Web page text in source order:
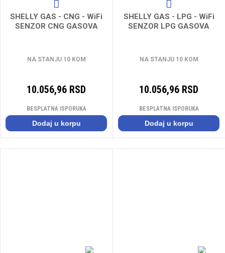
SHELLY GAS - CNG - WiFi
SENZOR CNG GASOVA
NA STANJU 10 KOM
10.056,96 RSD
BESPLATNA ISPORUKA
Dodaj u korpu
SHELLY GAS - LPG - WiFi
SENZOR LPG GASOVA
NA STANJU 10 KOM
10.056,96 RSD
BESPLATNA ISPORUKA
Dodaj u korpu